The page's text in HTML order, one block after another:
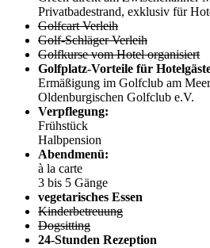
Privatbadestrand, exklusiv für
Golfcart Verleih
Golf-Schläger Verleih
Golfkurse vom Hotel organisiert
Golfplatz-Vorteile für
Ermäßigung im Golfclub am
Oldenburgischen Golfclub e.V.
Verpflegung:
Frühstück
Halbpension
Abendmenü:
à la carte
3 bis 5 Gänge
vegetarisches Essen
Kinderbetreuung
Dogsitting
24-Stunden Rezeption